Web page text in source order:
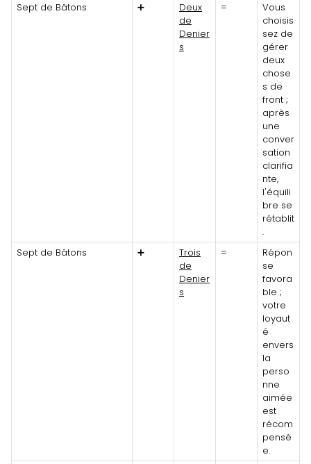
Sept de Bâtons
➕
Deux
de
Denier
s
=
Vous
choisis
sez de
gérer
deux
chose
s de
front ;
après
une
conver
sation
clarifia
nte,
l'équili
bre se
rétablit
.
Sept de Bâtons
➕
Trois
de
Denier
s
=
Répon
se
favora
ble ;
votre
loyaut
é
envers
la
perso
nne
aimée
est
récom
pensé
e.